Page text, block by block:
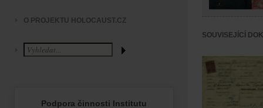
O PROJEKTU HOLOCAUST.CZ
SOUVISEJÍCÍ